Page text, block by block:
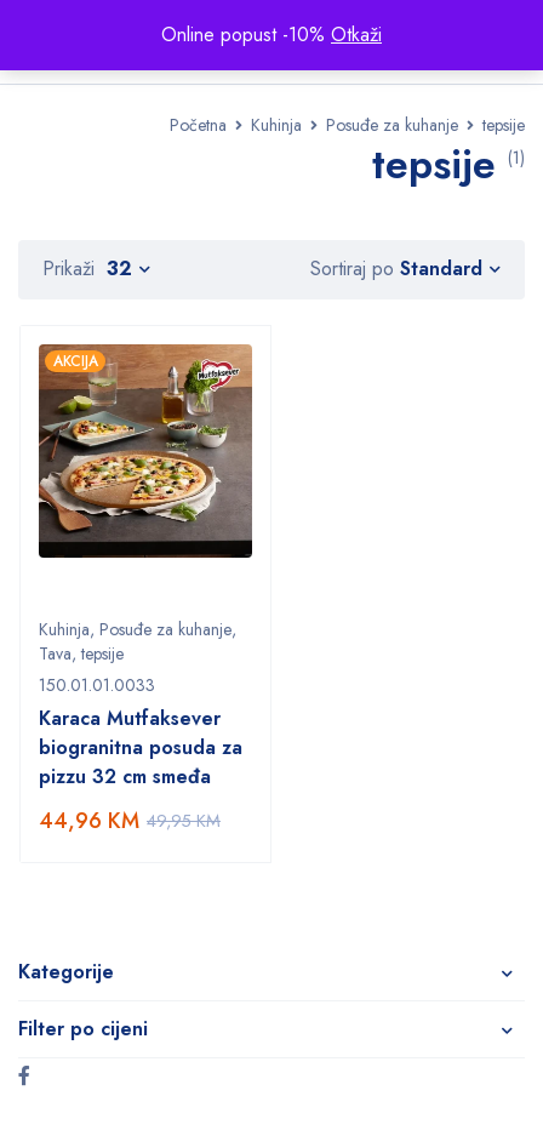
Online popust -10% Otkaži
Početna Kuhinja Posuđe za kuhanje tepsije
tepsije (1)
Kategorije
Filter po cijeni
Sortiraj po Standard
Prikaži 32
AKCIJA
Kuhinja, Posuđe za kuhanje,
Tava,tepsije
150.01.01.0033
Karaca Mutfaksever
biogranitna posuda za
pizzu 32 cm smeđa
49,95KM
44,96 KM